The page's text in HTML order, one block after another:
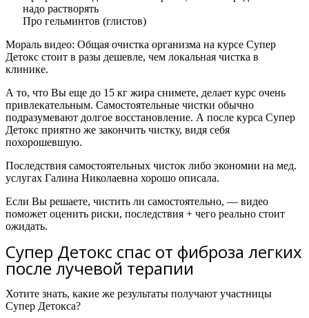
надо растворять
Про гельминтов (глистов)
Мораль видео: Общая очистка организма на курсе Супер
Детокс стоит в разы дешевле, чем локальная чистка в
клинике.
А то, что Вы еще до 15 кг жира снимете, делает курс очень
привлекательным. Самостоятельные чистки обычно
подразумевают долгое восстановление. А после курса Супер
Детокс приятно же закончить чистку, видя себя
похорошевшую.
Последствия самостоятельных чисток либо экономии на мед.
услугах Галина Николаевна хорошо описала.
Если Вы решаете, чистить ли самостоятельно, — видео
поможет оценить риски, последствия + чего реально стоит
ожидать.
Супер Детокс спас от фиброза легких
после лучевой терапии
Хотите знать, какие же результаты получают участницы
Супер Детокса?